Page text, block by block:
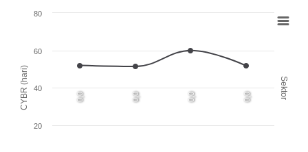
CYBR (hari) Sektor
0,0 0,0 0,0 0,0
20
40
60
80